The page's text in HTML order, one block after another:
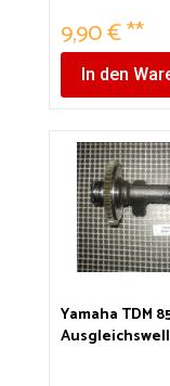
9,90 € **
In den
Yamaha TDM